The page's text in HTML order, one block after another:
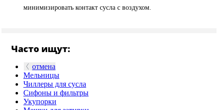
минимизировать контакт сусла с воздухом.
Часто ищут:
отмена
Мельницы
Чиллеры для сусла
Сифоны и фильтры
Укупорки